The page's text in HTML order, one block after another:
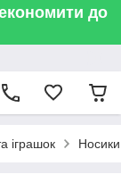
до
іграшок